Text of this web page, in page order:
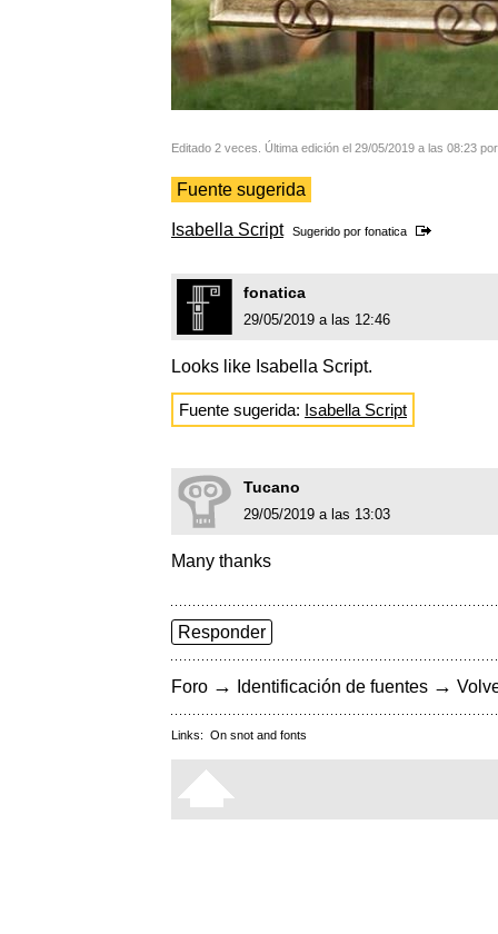
Editado 2 veces. Última edición el 29/05/2019 a las 08:23
Fuente sugerida
Isabella Script Sugerido por fonatica
fonatica
29/05/2019 a las 12:46
Looks like Isabella Script.
Fuente sugerida: Isabella Script
Tucano
29/05/2019 a las 13:03
Many thanks
Responder
Foro → Identificación de fuentes →
Links: On snot and fonts